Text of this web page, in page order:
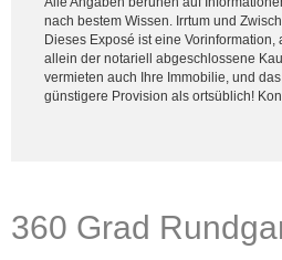
nach bestem Wissen. Irrtum und
Dieses Exposé ist eine
allein der notariell abgeschlossene
vermieten auch Ihre Immobilie, und
günstigere Provision als ortsüblich!
360 Grad